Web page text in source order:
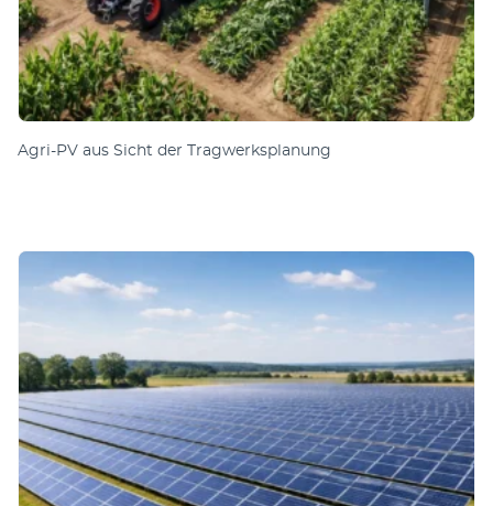
Agri-PV aus Sicht der Tragwerksplanung